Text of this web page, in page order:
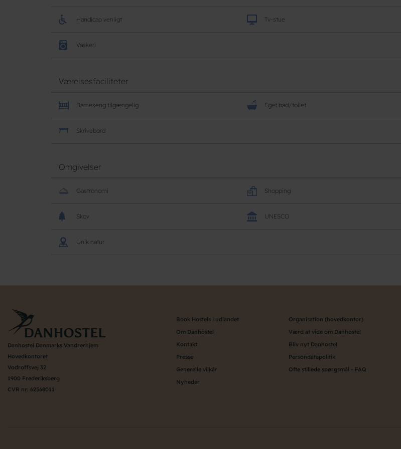
Handicap venligt Tv-stue
Vaskeri
Værelsesfaciliteter
Barneseng tilgængelig Eget bad/toilet
Skrivebord
Omgivelser
Gastronomi Shopping
Skov UNESCO
Unik natur
Danhostel Danmarks Vandrerhjem
Hovedkontoret
Vodroffsvej 32
1900 Frederiksberg
CVR nr: 62568011
Book Hostels i udlandet
Om Danhostel
Kontakt
Presse
Generelle vilkår
Nyheder
Organisation (hovedkontor)
Værd at vide om Danhostel
Bliv nyt Danhostel
Persondatapolitik
Ofte stillede spørgsmål - FAQ